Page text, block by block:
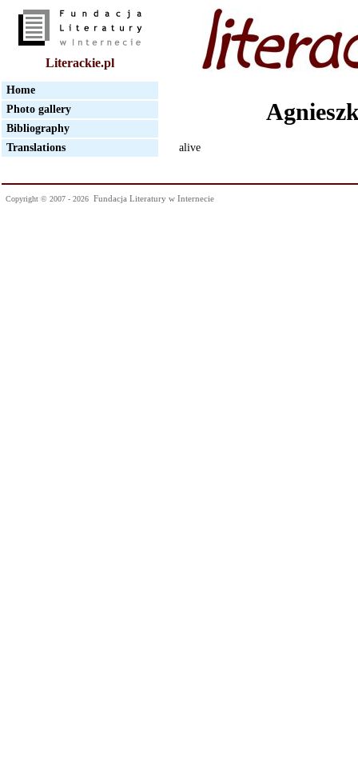
Literackie.pl
Home
Photo gallery
Bibliography
Translations
alive
Copyright © 2007 - 2026 Fundacja Literatury w Internecie